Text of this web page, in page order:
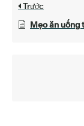
Trước
Mẹo ăn uống